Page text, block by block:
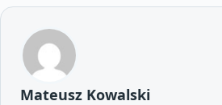
Mateusz Kowalski